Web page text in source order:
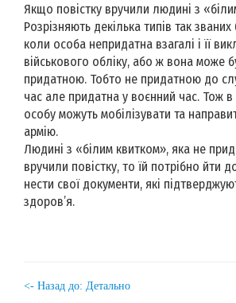
Якщо повістку вручили людині з
Розрізняють декілька типів так званих
коли особа непридатна взагалі і її
військового обліку, або ж вона може
придатною. Тобто не придатною до
час але придатна у воєнний час. Тож
особу можуть мобілізувати та
армію.
Людині з «білим квитком», яка не
вручили повістку, то їй потрібно йти
нести свої документи, які
здоров’я.
<- Назад до: Детально